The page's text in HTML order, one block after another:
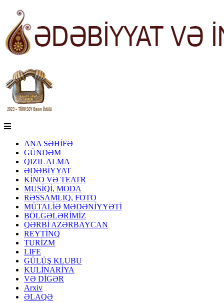
ANA SƏHİFƏ
GÜNDƏM
QIZIL ALMA
ƏDƏBİYYAT
KİNO VƏ TEATR
MUSİQİ, MODA
RƏSSAMLIQ, FOTO
MÜTALİƏ MƏDƏNİYYƏTİ
BÖLGƏLƏRİMİZ
QƏRBİ AZƏRBAYCAN
REYTİNQ
TURİZM
LIFE
GÜLÜŞ KLUBU
KULİNARİYA
VƏ DİGƏR
Arxiv
ƏLAQƏ